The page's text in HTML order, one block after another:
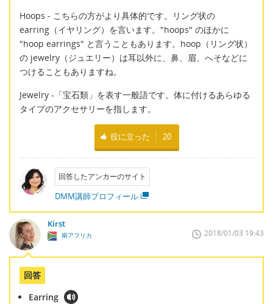
Hoops - こちらの方がより具体的です。リング状の
earring（イヤリング）を言います。"hoops" のほかに
"hoop earrings" と言うこともあります。hoop（リング状）
の jewelry（ジュエリー）は耳以外に、鼻、眉、へそなどに
つけることもありますね。
Jewelry -「宝石類」を表す一般語です。体に付けるあらゆる
タイプのアクセサリーを指します。
役に立った 20
回答したアンカーのサイト
DMM講師プロフィール
Kirst
南アフリカ 2018/01/03 19:43
回答
Earring